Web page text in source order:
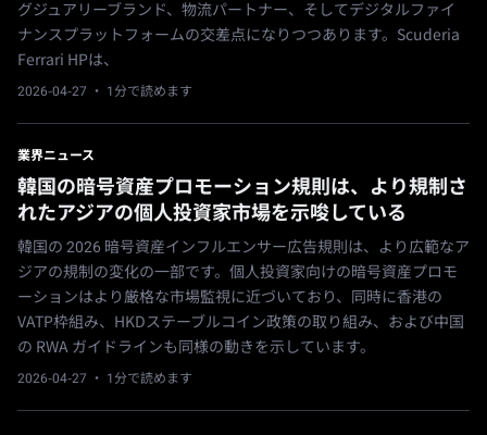
グジュアリーブランド、物流パートナー、そしてデジタルファイ
ナンスプラットフォームの交差点になりつつあります。Scuderia
Ferrari HPは、
2026-04-27 · 1分で読めます
業界ニュース
韓国の暗号資産プロモーション規則は、より規制さ
れたアジアの個人投資家市場を示唆している
韓国の 2026 暗号資産インフルエンサー広告規則は、より広範なア
ジアの規制の変化の一部です。個人投資家向けの暗号資産プロモ
ーションはより厳格な市場監視に近づいており、同時に香港の
VATP枠組み、HKDステーブルコイン政策の取り組み、および中国
の RWA ガイドラインも同様の動きを示しています。
2026-04-27 · 1分で読めます